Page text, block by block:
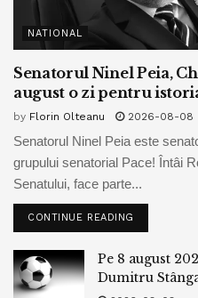
NATIONAL
Senatorul Ninel Peia,
august o zi pentru
by Florin Olteanu 2026-08-08
Senatorul Ninel Peia este
grupului senatorial Pace! Întâi
Senatului, face parte...
CONTINUE READING
Pe 8 august
Dumitru